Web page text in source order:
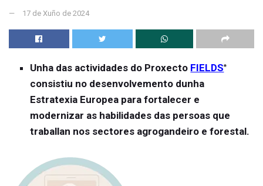
17 de Xuño de 2024
Unha das actividades do Proxecto FIELDS*
consistiu no desenvolvemento dunha
Estratexia Europea para fortalecer e
modernizar as habilidades das persoas que
traballan nos sectores agrogandeiro e forestal.